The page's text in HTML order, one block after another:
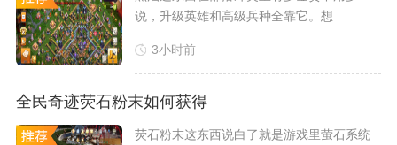
说，升级英雄和高级兵种全靠它。想
3小时前
全民奇迹荧石粉末如何获得
​荧石粉末这东西说白了就是游戏里萤石系统